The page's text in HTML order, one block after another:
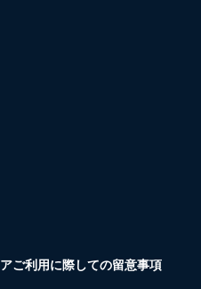
ご利用に際しての留意事項